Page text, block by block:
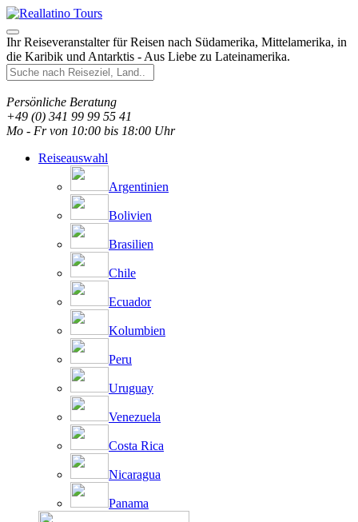
Ihr Reiseveranstalter für Reisen nach Südamerika, Mittelamerika, in
die Karibik und Antarktis - Aus Liebe zu Lateinamerika.
Persönliche Beratung
+49 (0) 341 99 99 55 41
Mo - Fr von 10:00 bis 18:00 Uhr
Reiseauswahl
Argentinien
Bolivien
Brasilien
Chile
Ecuador
Kolumbien
Peru
Uruguay
Venezuela
Costa Rica
Nicaragua
Panama